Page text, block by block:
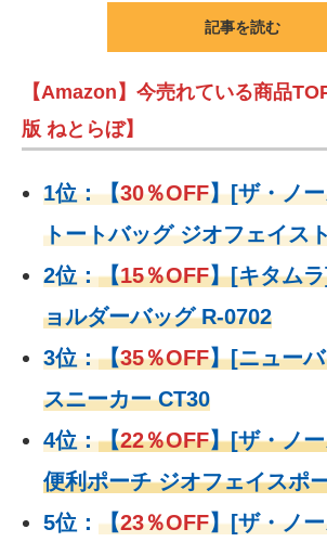
記事を読む
【Amazon】今売れている商品
版 ねとらぼ】
1位：【30％OFF】[ザ・ノ
トートバッグ ジオフェイス
2位：【15％OFF】[キタム
ョルダーバッグ R-0702
3位：【35％OFF】[ニュー
スニーカー CT30
4位：【22％OFF】[ザ・ノ
便利ポーチ ジオフェイスポ
5位： 【23％OFF】[ザ・ノ